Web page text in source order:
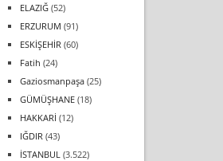
ELAZIĞ(52)
ERZURUM (91)
ESKİŞEHİR (60)
Fatih (24)
Gaziosmanpaşa(25)
GÜMÜŞHANE(18)
HAKKARİ (12)
IĞDIR (43)
İSTANBUL (3.522)